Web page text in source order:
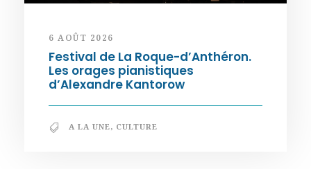
6 AOÛT 2026
Festival de La Roque-d’Anthéron.
Les orages pianistiques
d’Alexandre Kantorow
A LA UNE, CULTURE